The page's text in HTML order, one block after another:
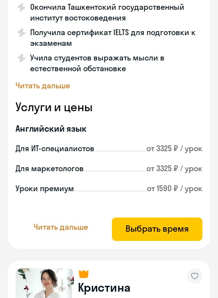
Окончила Ташкентский государственный
институт востоковедения
Получила сертификат IELTS для подготовки к
экзаменам
Учила студентов выражать мысли в
естественной обстановке
Читать дальше
Услуги и цены
Английский язык
Для ИТ-специалистов от 3325 ₽ / урок
Для маркетологов от 3325 ₽ / урок
Уроки премиум от 1590 ₽ / урок
Читать дальше Выбрать время
Кристина